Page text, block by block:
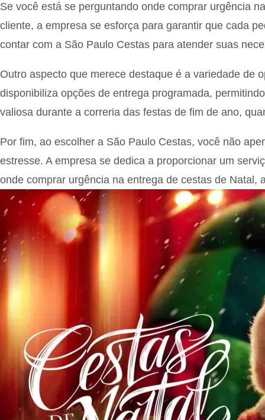
Se você está se perguntando onde comprar urgência
cliente, a empresa se esforça para garantir que cada
contar com a São Paulo Cestas para atender suas
Outro aspecto que merece destaque é a variedade de
disponibiliza opções de entrega programada,
valiosa durante a correria das festas de fim de ano,
Por fim, ao escolher a São Paulo Cestas, você não
estresse. A empresa se dedica a proporcionar um
onde comprar urgência na entrega de cestas de Natal,